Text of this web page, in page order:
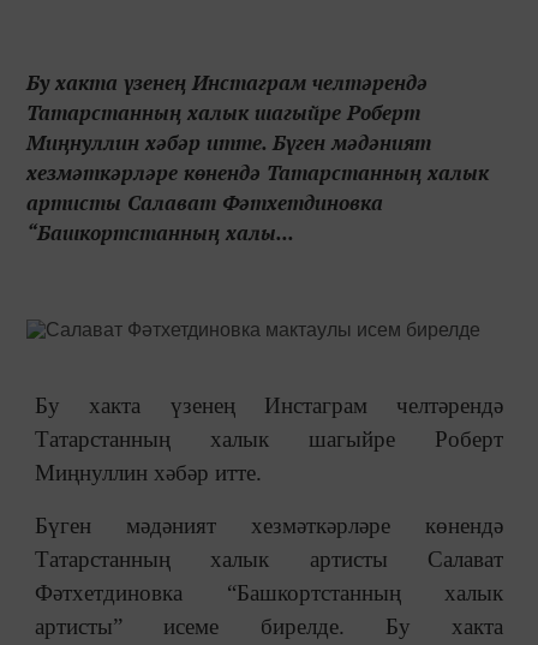
Бу хакта үзенең Инстаграм челтәрендә
Татарстанның халык шагыйре Роберт
Миңнуллин хәбәр итте. Бүген мәдәният
хезмәткәрләре көнендә Татарстанның халык
артисты Салават Фәтхетдиновка
“Башкортстанның халы...
Бу хакта үзенең Инстаграм челтәрендә
Татарстанның халык шагыйре Роберт
Миңнуллин хәбәр итте.
Бүген мәдәният хезмәткәрләре көнендә
Татарстанның халык артисты Салават
Фәтхетдиновка “Башкортстанның халык
артисты” исеме бирелде. Бу хакта